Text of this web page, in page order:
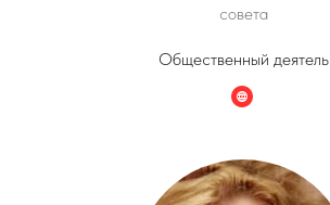
совета
Общественный деятель